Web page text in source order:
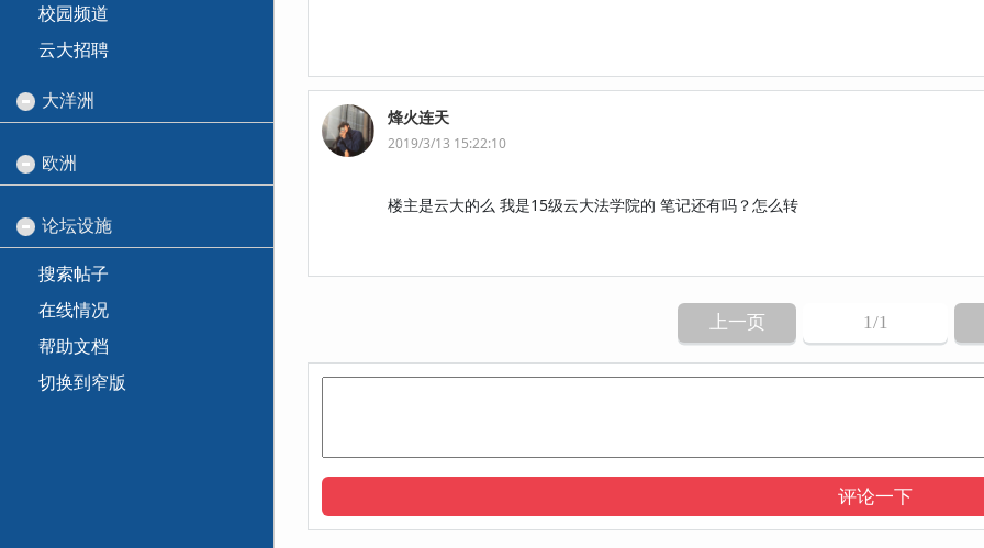
校园频道
云大招聘
大洋洲
欧洲
论坛设施
搜索帖子
在线情况
帮助文档
切换到窄版
烽火连天
2019/3/13 15:22:10
楼主是云大的么 我是15级云大法学院的 笔记还有吗？怎么转
上一页 1/1